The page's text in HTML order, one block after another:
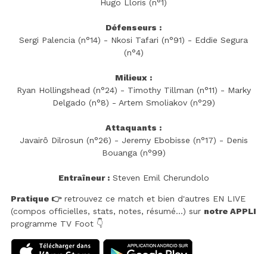
Hugo Lloris (n°1)
Défenseurs :
Sergi Palencia (n°14) - Nkosi Tafari (n°91) - Eddie Segura
(n°4)
Milieux :
Ryan Hollingshead (n°24) - Timothy Tillman (n°11) - Marky
Delgado (n°8) - Artem Smoliakov (n°29)
Attaquants :
Javairô Dilrosun (n°26) - Jeremy Ebobisse (n°17) - Denis
Bouanga (n°99)
Entraîneur :Steven Emil Cherundolo
Pratique 👉retrouvez ce match et bien d'autres EN LIVE
(compos officielles, stats, notes, résumé...) sur notre APPLI
programme TV Foot 👇